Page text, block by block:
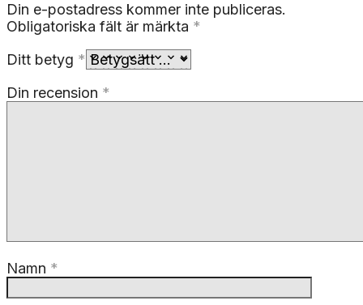
Din e-postadress kommer inte publiceras.
Obligatoriska fält är märkta *
Ditt betyg *
Din recension *
Namn *